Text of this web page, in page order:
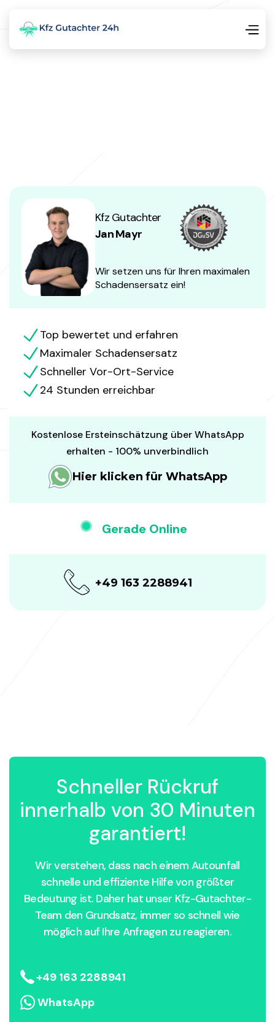
Kfz Gutachter
Jan Mayr
Wir setzen uns für Ihren maximalen
Schadensersatz ein!
Top bewertet und erfahren
Maximaler Schadensersatz
Schneller Vor-Ort-Service
24 Stunden erreichbar
Kostenlose Ersteinschätzung über WhatsApp
erhalten - 100% unverbindlich
Hier klicken für WhatsApp
Gerade Online
+49 163 2288941
Schneller Rückruf
innerhalb von 30 Minuten
garantiert!
Wir verstehen, dass nach einem Autounfall
schnelle und effiziente Hilfe von größter
Bedeutung ist. Daher hat unser Kfz-Gutachter-
Team den Grundsatz, immer so schnell wie
möglich auf Ihre Anfragen zu reagieren.
+49 163 2288941
WhatsApp